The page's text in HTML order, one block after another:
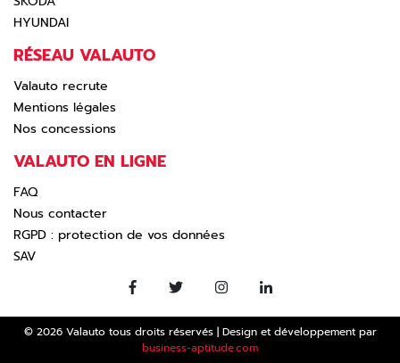
HYUNDAI
RÉSEAU VALAUTO
Valauto recrute
Mentions légales
Nos concessions
VALAUTO EN LIGNE
FAQ
Nous contacter
RGPD : protection de vos données
SAV
© 2026 Valauto tous droits réservés | Design et développement par
business-aptitude.com